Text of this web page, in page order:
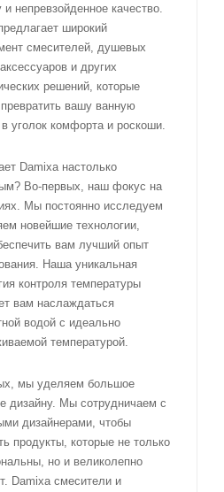
и непревзойденное качество.
широкий
смесителей, душевых
и других
решений, которые
превратить вашу ванную
уголок комфорта и роскоши.
Damixa настолько
Во-первых, наш фокус на
Мы постоянно исследуем
новейшие технологии,
вам лучший опыт
Наша уникальная
контроля температуры
вам наслаждаться
водой с идеально
температурой.
мы уделяем большое
дизайну. Мы сотрудничаем с
дизайнерами, чтобы
продукты, которые не только
но и великолепно
Damixa смесители и